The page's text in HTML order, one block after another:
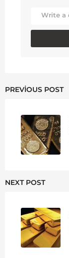
PREVIOUS POST
NEXT POST